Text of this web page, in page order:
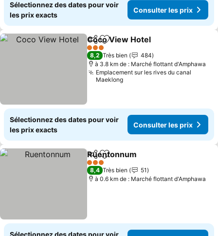
Sélectionnez des dates pour voir
les prix exacts
Consulter les prix
PartagerAjouter à mes favoris
Coco View Hotel
3 Étoiles
8,2 Très bien
484
à 3.8 km de : Marché flottant d'Amphawa
Emplacement sur les rives du canal
Maeklong
Sélectionnez des dates pour voir
les prix exacts
Consulter les prix
PartagerAjouter à mes favoris
Ruentonnum
3 Étoiles
8,4 Très bien
51
à 0.6 km de : Marché flottant d'Amphawa
Sélectionnez des dates pour voir